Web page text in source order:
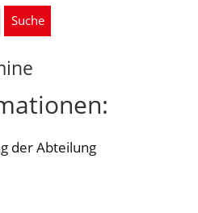
der Abteilung